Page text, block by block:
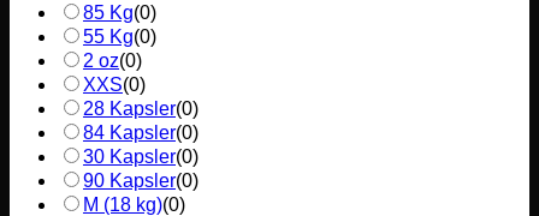
85 Kg(0)
55 Kg(0)
2 oz(0)
XXS(0)
28 Kapsler(0)
84 Kapsler(0)
30 Kapsler(0)
90 Kapsler(0)
M (18 kg)(0)